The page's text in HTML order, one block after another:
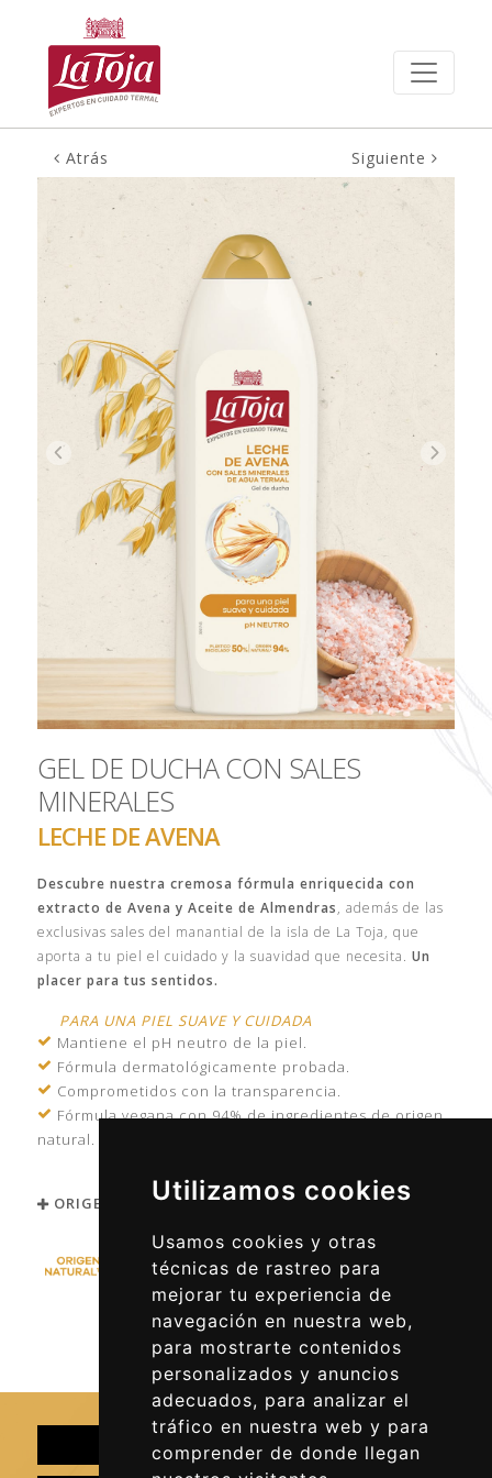
Utilizamos cookies
Usamos cookies y otras
técnicas de rastreo para
mejorar tu experiencia de
navegación en nuestra web,
para mostrarte contenidos
personalizados y anuncios
adecuados, para analizar el
tráfico en nuestra web y para
comprender de donde llegan
Atrás Siguiente
GEL DE DUCHA CON SALES
MINERALES
LECHE DE AVENA
Descubre nuestra cremosa fórmula enriquecida con
extracto de Avena y Aceite de Almendras, además de las
exclusivas sales del manantial de la isla de La Toja, que
aporta a tu piel el cuidado y la suavidad que necesita.Un
placer para tus sentidos.
PARA UNA PIEL SUAVE Y CUIDADA
Mantiene el pH neutro de la piel.
Fórmula dermatológicamente probada.
Comprometidos con la transparencia.
Fórmula vegana con 94% de ingredientes de origen
natural.
ORIGEN E INGREDIENTES
1 Según norma ISO 16128, incluyendo agua
3 Excluyendo el tapón y la etiqueta